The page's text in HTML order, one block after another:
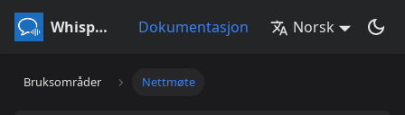
Whisperr Dokumentasjon Norsk
Bruksområder Nettmøte